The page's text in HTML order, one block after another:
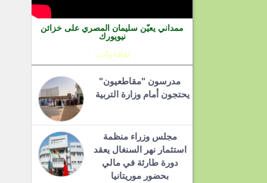
ممداني يعيّن سليمان المصري على خزائن
نيويورك
ثقافة وأدب
مدرسون "مقاطعيون"
يحتجون أمام وزارة التربية
مجلس وزراء منظمة
استثمار نهر السنغال يعقد
دورة طارئة في مالي
بحضور موريتانيا